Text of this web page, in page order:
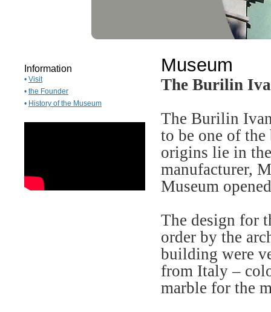
Information
• Visit
• the Founder
• History of the Museum
Museum
The Burilin
The Burilin
to be one of
origins lie in
manufacturer,
Museum
The design for
order by the
building were
from Italy –
marble for the